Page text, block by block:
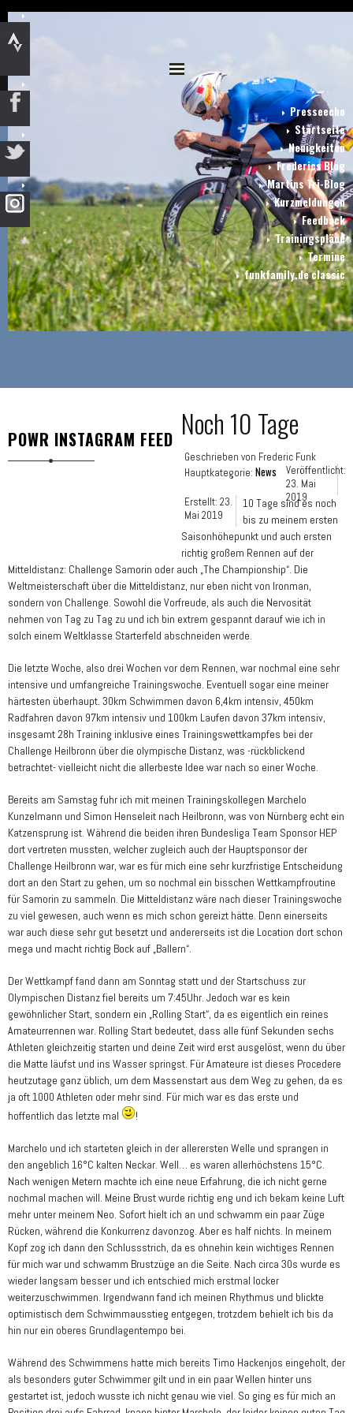
Presseecho
Startseite
Neuigkeiten
Frederics Blog
Martins Tri-Blog
Kurzmeldungen
Feedback
Trainingspläne
Termine
funkfamily.de classic
POWR INSTAGRAM FEED Noch 10 Tage
Geschrieben von Frederic Funk
Hauptkategorie: News
Veröffentlicht:
23. Mai
2019
Erstellt: 23.
Mai 2019
10 Tage sind es noch
bis zu meinem ersten
Saisonhöhepunkt und auch ersten
richtig großem Rennen auf der
Mitteldistanz: Challenge Samorin oder auch „The Championship“. Die
Weltmeisterschaft über die Mitteldistanz, nur eben nicht von Ironman,
sondern von Challenge. Sowohl die Vorfreude, als auch die Nervosität
nehmen von Tag zu Tag zu und ich bin extrem gespannt darauf wie ich in
solch einem Weltklasse Starterfeld abschneiden werde.
Die letzte Woche, also drei Wochen vor dem Rennen, war nochmal eine sehr
intensive und umfangreiche Trainingswoche. Eventuell sogar eine meiner
härtesten überhaupt. 30km Schwimmen davon 6,4km intensiv, 450km
Radfahren davon 97km intensiv und 100km Laufen davon 37km intensiv,
insgesamt 28h Training inklusive eines Trainingswettkampfes bei der
Challenge Heilbronn über die olympische Distanz, was -rückblickend
betrachtet- vielleicht nicht die allerbeste Idee war nach so einer Woche.
Bereits am Samstag fuhr ich mit meinen Trainingskollegen Marchelo
Kunzelmann und Simon Henseleit nach Heilbronn, was von Nürnberg echt ein
Katzensprung ist. Während die beiden ihren Bundesliga Team Sponsor HEP
dort vertreten mussten, welcher zugleich auch der Hauptsponsor der
Challenge Heilbronn war, war es für mich eine sehr kurzfristige Entscheidung
dort an den Start zu gehen, um so nochmal ein bisschen Wettkampfroutine
für Samorin zu sammeln. Die Mitteldistanz wäre nach dieser Trainingswoche
zu viel gewesen, auch wenn es mich schon gereizt hätte. Denn einerseits
war auch diese sehr gut besetzt und andererseits ist die Location dort schon
mega und macht richtig Bock auf „Ballern“.
Der Wettkampf fand dann am Sonntag statt und der Startschuss zur
Olympischen Distanz fiel bereits um 7:45Uhr. Jedoch war es kein
gewöhnlicher Start, sondern ein „Rolling Start“, da es eigentlich ein reines
Amateurrennen war. Rolling Start bedeutet, dass alle fünf Sekunden sechs
Athleten gleichzeitig starten und deine Zeit wird erst ausgelöst, wenn du über
die Matte läufst und ins Wasser springst. Für Amateure ist dieses Procedere
heutzutage ganz üblich, um dem Massenstart aus dem Weg zu gehen, da es
ja oft 1000 Athleten oder mehr sind. Für mich war es das erste und
hoffentlich das letzte mal
!
Marchelo und ich starteten gleich in der allerersten Welle und sprangen in
den angeblich 16°C kalten Neckar. Well… es waren allerhöchstens 15°C.
Nach wenigen Metern machte ich eine neue Erfahrung, die ich nicht gerne
nochmal machen will. Meine Brust wurde richtig eng und ich bekam keine Luft
mehr unter meinem Neo. Sofort hielt ich an und schwamm ein paar Züge
Rücken, während die Konkurrenz davonzog. Aber es half nichts. In meinem
Kopf zog ich dann den Schlussstrich, da es ohnehin kein wichtiges Rennen
für mich war und schwamm Brustzüge an die Seite. Nach circa 30s wurde es
wieder langsam besser und ich entschied mich erstmal locker
weiterzuschwimmen. Irgendwann fand ich meinen Rhythmus und blickte
optimistisch dem Schwimmausstieg entgegen, trotzdem behielt ich bis da
hin nur ein oberes Grundlagentempo bei.
Während des Schwimmens hatte mich bereits Timo Hackenjos eingeholt, der
als besonders guter Schwimmer gilt und in ein paar Wellen hinter uns
gestartet ist, jedoch wusste ich nicht genau wie viel. So ging es für mich an